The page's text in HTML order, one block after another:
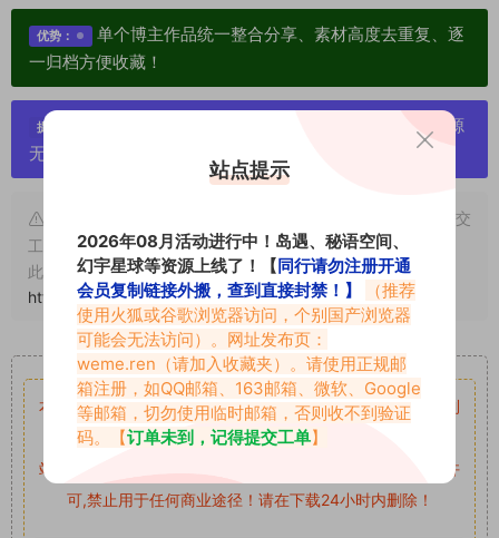
优势：
单个博主作品统一整合分享、素材高度去重复、逐
一归档方便收藏！
提示：
严禁搬运资源链接，一经发现封号处理，素材资源
无露点、需求请绕道，关闭本站网页！
申明：本文资源均来源网友分享，若侵犯了您的权限可以提交
工单处理。
此外本文章皆属于原创文章，转载请注明出处！原文链接：
https://abcjyw.com/2088.html
重要声明
本站资源均来自网络分享，如有侵犯你的权益请私信留言
收到
留言后，我们会第一时间进行审核后删除。
站内资源为网友个人学习或测试研究使用，未经原版权作者许
可,禁止用于任何商业途径！请在下载24小时内删除！
站点提示
2026年08月活动进行中！岛遇、秘语空间、
幻宇星球等资源上线了！【同行请勿注册开通
会员复制链接外搬，查到直接封禁！】
（推荐
使用火狐或谷歌浏览器访问，个别国产浏览器
可能会无法访问）。网址发布页：
weme.ren （请加入收藏夹）。请使用正规邮
箱注册，如QQ邮箱、163邮箱、微软、Google
等邮箱，切勿使用临时邮箱，否则收不到验证
码。【订单未到，记得提交工单】